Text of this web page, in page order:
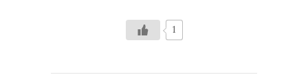
1